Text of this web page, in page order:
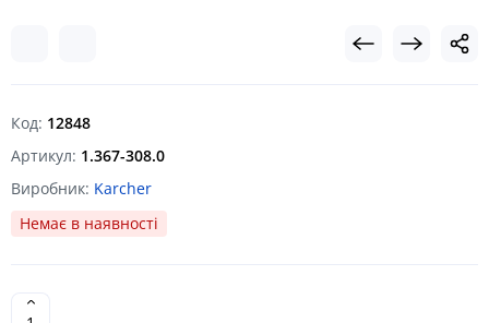
Код: 12848
Артикул: 1.367-308.0
Виробник: Karcher
Немає в наявності